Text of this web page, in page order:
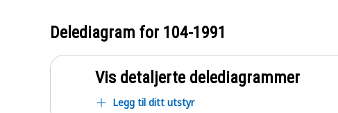
Delediagram for 104-1991
Vis detaljerte delediagrammer
Legg til ditt utstyr